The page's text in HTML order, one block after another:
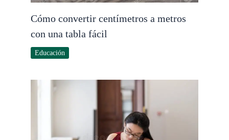
Cómo convertir centímetros a metros
con una tabla fácil
Educación